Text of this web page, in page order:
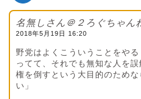
名無しさん＠２ろぐちゃん
2018年5月19日 16:20
野党はよくこういうことをや
ってて、それでも無知な人を
権を倒すという大目的のため
い」